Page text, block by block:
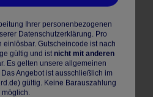
Ihrer personenbezogenen
Datenschutzerklärung. Pro
einlösbar. Gutscheincode ist nach
gültig und ist nicht mit anderen
Es gelten unsere allgemeinen
Angebot ist ausschließlich im
gültig. Keine Barauszahlung
möglich.